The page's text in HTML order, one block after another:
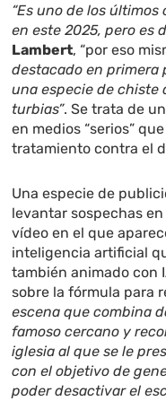
“Es uno de los
en este 2025, pero es
Lambert, “por eso
destacado en primera
una especie de chiste
turbias”. Se trata de
en medios “serios”
tratamiento contra el
Una especie de
levantar sospechas
vídeo en el que
inteligencia artificial
también animado con
sobre la fórmula para
escena que combina
famoso cercano y
iglesia al que se le
con el objetivo de
poder desactivar el